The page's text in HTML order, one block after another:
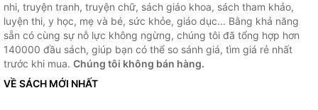
nhi, truyện tranh, truyện chữ, sách giáo khoa, sách tham khảo,
luyện thi, y học, mẹ và bé, sức khỏe, giáo dục... Bằng khả năng
sẵn có cùng sự nỗ lực không ngừng, chúng tôi đã tổng hợp hơn
140000 đầu sách, giúp bạn có thể so sánh giá, tìm giá rẻ nhất
trước khi mua. Chúng tôi không bán hàng.
VỀ SÁCH MỚI NHẤT